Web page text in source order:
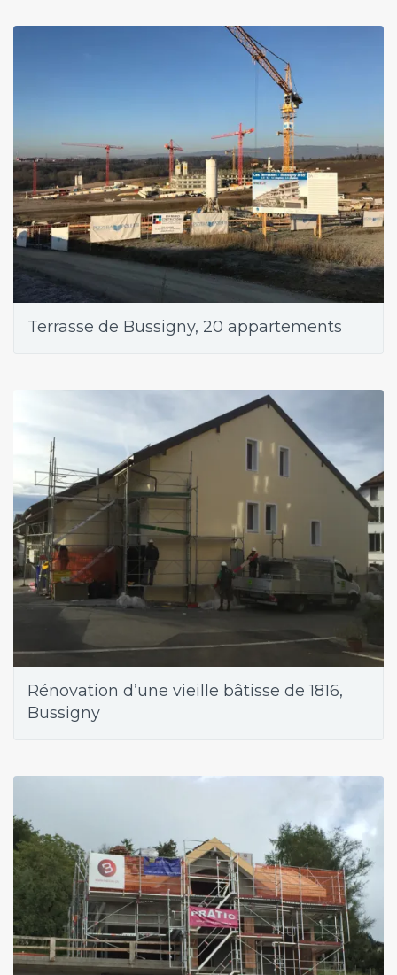
Terrasse de Bussigny, 20 appartements
Rénovation d’une vieille bâtisse de 1816,
Bussigny